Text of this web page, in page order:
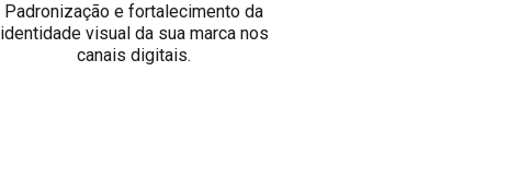
Padronização e fortalecimento da
identidade visual da sua marca nos
canais digitais.